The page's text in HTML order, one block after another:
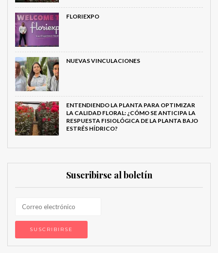
FLORIEXPO
NUEVAS VINCULACIONES
ENTENDIENDO LA PLANTA PARA OPTIMIZAR
LA CALIDAD FLORAL: ¿CÓMO SE ANTICIPA LA
RESPUESTA FISIOLÓGICA DE LA PLANTA BAJO
ESTRÉS HÍDRICO?
Suscribirse al boletín